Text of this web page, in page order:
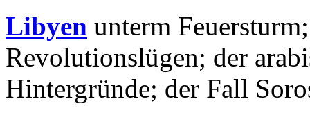
Libyen unterm
Revolutionslügen; der
Hintergründe; der Fall